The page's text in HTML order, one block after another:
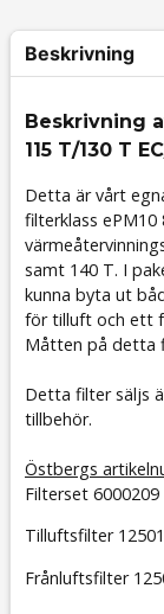
Beskrivning
Beskrivning
115 T/130 T
Detta är vårt
filterklass ePM10
samt 140 T. I
kunna byta ut
för tilluft och ett
Måtten på detta
Detta filter säljs
tillbehör.
Östbergs
Filterset 6000209
Tilluftsfilter
Frånluftsfilter